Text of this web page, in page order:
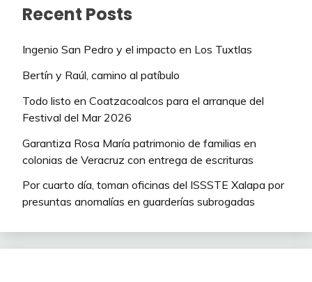
Recent Posts
Ingenio San Pedro y el impacto en Los Tuxtlas
Bertín y Raúl, camino al patíbulo
Todo listo en Coatzacoalcos para el arranque del
Festival del Mar 2026
Garantiza Rosa María patrimonio de familias en
colonias de Veracruz con entrega de escrituras
Por cuarto día, toman oficinas del ISSSTE Xalapa por
presuntas anomalías en guarderías subrogadas